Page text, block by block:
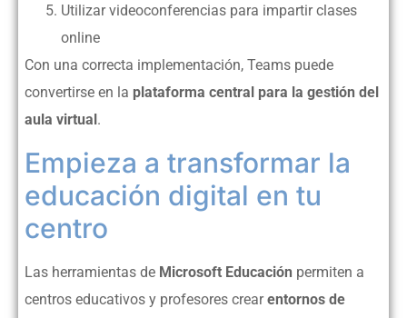
Utilizar videoconferencias para impartir clases
online
Con una correcta implementación, Teams puede
convertirse en la plataforma central para la gestión del
aula virtual.
Empieza a transformar la
educación digital en tu
centro
Las herramientas de Microsoft Educación permiten a
centros educativos y profesores crearentornos de